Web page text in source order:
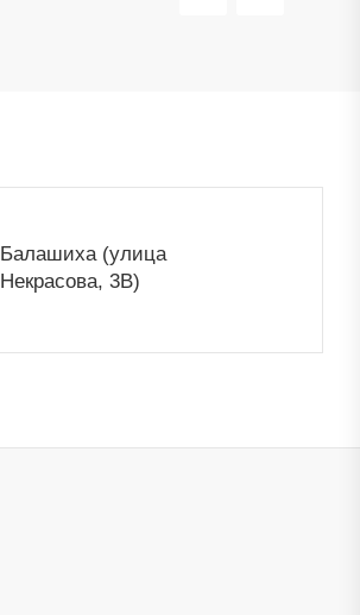
Балашиха (улица
Некрасова, 3В)